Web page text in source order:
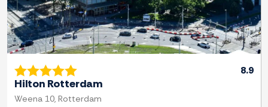
8.9
Hilton Rotterdam
Weena 10, Rotterdam